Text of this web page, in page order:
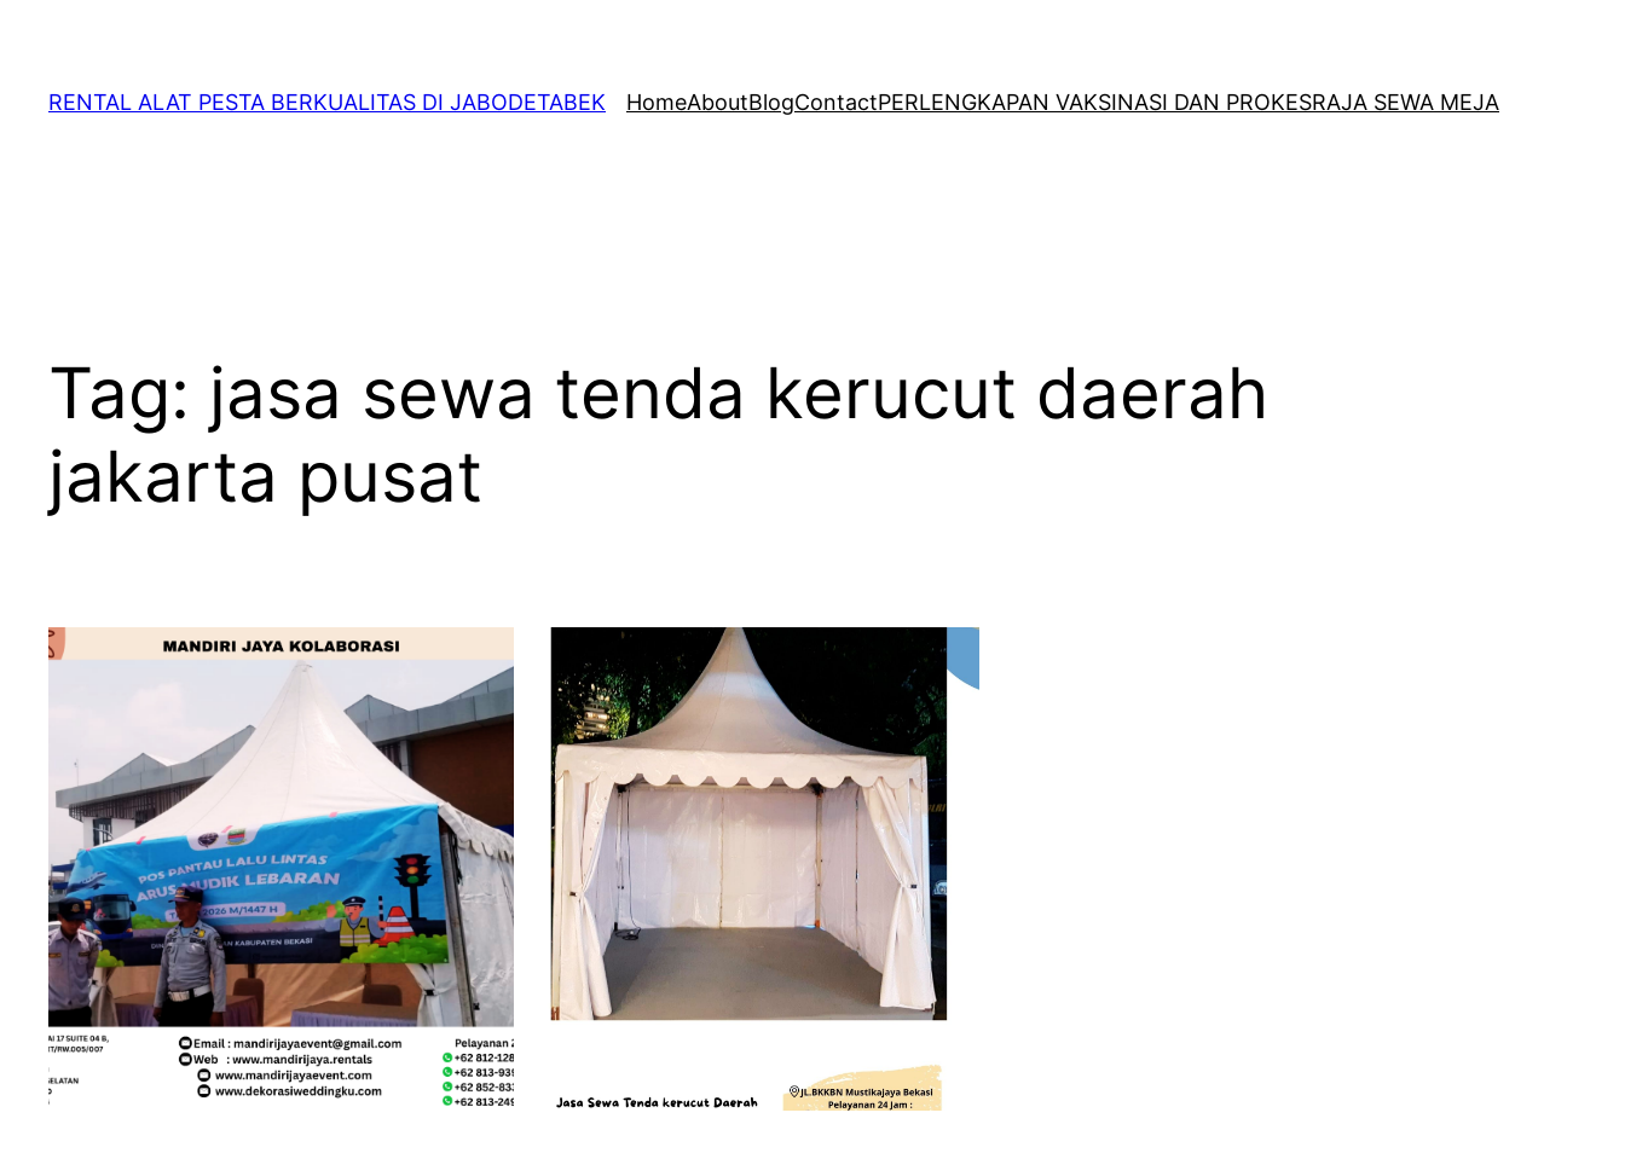
RENTAL ALAT PESTA BERKUALITAS DI JABODETABEK HomeAboutBlogContactPERLENGKAPAN VAKSINASI DAN PROKESRAJA SEWA MEJA
Tag: jasa sewa tenda kerucut daerah
jakarta pusat